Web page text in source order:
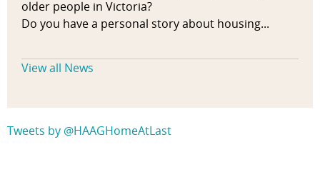
older people in Victoria?
Do you have a personal story about housing...
View all News
Tweets by @HAAGHomeAtLast